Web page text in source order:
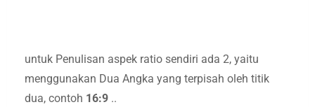
untuk Penulisan aspek ratio sendiri ada 2, yaitu
menggunakan Dua Angka yang terpisah oleh titik
dua, contoh 16:9 ..